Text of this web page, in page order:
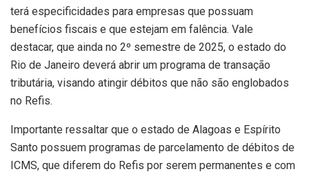
terá especificidades para empresas que possuam
benefícios fiscais e que estejam em falência. Vale
destacar, que ainda no 2º semestre de 2025, o estado do
Rio de Janeiro deverá abrir um programa de transação
tributária, visando atingir débitos que não são englobados
no Refis.
Importante ressaltar que o estado de Alagoas e Espírito
Santo possuem programas de parcelamento de débitos de
ICMS, que diferem do Refis por serem permanentes e com